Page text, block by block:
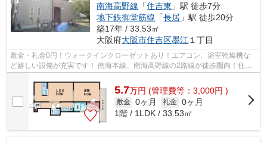
南海高野線 「住吉東 」駅 徒歩7分
地下鉄御堂筋線 「長居 」駅 徒歩20分
築17年 / 33.53㎡
大阪府大阪市住吉区墨江 １丁目
敷金・礼金0円！ウォークインクローゼットあり！エアコン、浴室乾燥機な
ど嬉しい設備が充実です！ 南海本線、南海高野線の2路線が徒歩圏内！住吉
5.7万円 (管理費等：3,000円 )
敷金 0ヶ月 礼金 0ヶ月
1階 / 1LDK / 33.53㎡